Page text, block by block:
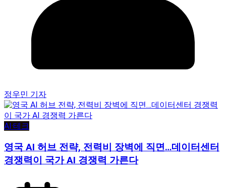
정우민 기자
AI·테크
영국 AI 허브 전략, 전력비 장벽에 직면…데이터센터
경쟁력이 국가 AI 경쟁력 가른다